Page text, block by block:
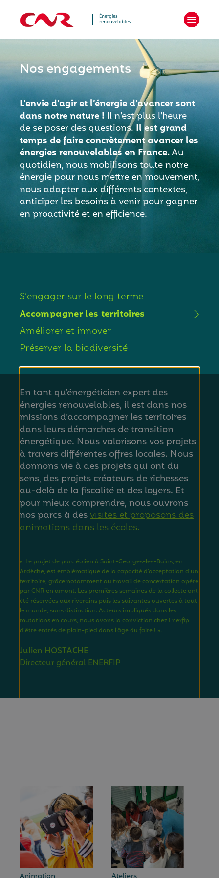
contenu
Énergies
renouvelables
Nos engagements
L’envie d’agir et l’énergie d’avancer sont
dans notre nature !Il n’est plus l’heure
de se poser des questions.Il est grand
temps de faire concrètement avancer les
énergies renouvelables en France.Au
quotidien, nous mobilisons toute notre
énergie pour nous mettre en mouvement,
nous adapter aux différents contextes,
anticiper les besoins à venir pour gagner
en proactivité et en efficience.
S’engager sur le long terme
Accompagner les territoires
Améliorer et innover
Préserver la biodiversité
En tant qu’énergéticien expert des
énergies renouvelables, il est dans nos
missions d’accompagner les territoires
dans leurs démarches de transition
énergétique. Nous valorisons vos projets
à travers différentes offres locales. Nous
donnons vie à des projets qui ont du
sens, des projets créateurs de richesses
au-delà de la fiscalité et des loyers. Et
pour mieux comprendre, nous ouvrons
nos parcs à desvisites et proposons des
animations dans les écoles.
« Le projet de parc éolien à Saint-Georges-les-Bains, en
Ardèche, est emblématique de la capacité d'acceptation d'un
territoire, grâce notamment au travail de concertation opéré
par CNR en amont. Les premières semaines de la collecte ont
été réservées aux riverains puis les suivantes ouvertes à tout
le monde, sans distinction. Acteurs impliqués dans les
mutations en cours, nous avons la conviction chez Enerfip
d'être entrés de plain-pied dans l'âge du faire ! ».
Julien HOSTACHE
Directeur général ENERFIP